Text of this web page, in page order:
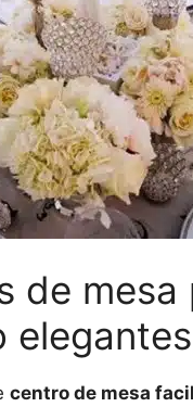
de mesa
elegantes
centro de mesa